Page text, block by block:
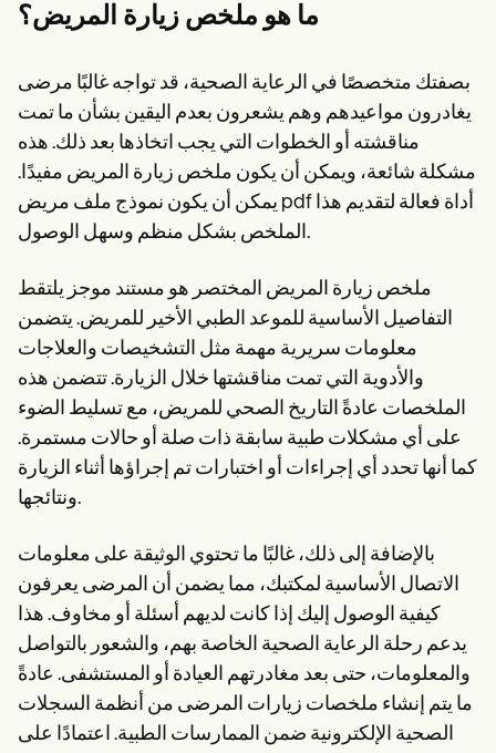
Help Center
Webinars
Switch to Carepatron
Become a Partner
Why Carepatron?
Login
Get started
ما هو ملخص زيارة المريض؟
بصفتك متخصصًا في الرعاية الصحية، قد تواجه غالبًا مرضى
يغادرون مواعيدهم وهم يشعرون بعدم اليقين بشأن ما تمت
مناقشته أو الخطوات التي يجب اتخاذها بعد ذلك. هذه
مشكلة شائعة، ويمكن أن يكون ملخص زيارة المريض مفيدًا.
يمكن أن يكون نموذج ملف مريض pdf أداة فعالة لتقديم هذا
الملخص بشكل منظم وسهل الوصول.
ملخص زيارة المريض المختصر هو مستند موجز يلتقط
التفاصيل الأساسية للموعد الطبي الأخير للمريض. يتضمن
معلومات سريرية مهمة مثل التشخيصات والعلاجات
والأدوية التي تمت مناقشتها خلال الزيارة. تتضمن هذه
الملخصات عادةً التاريخ الصحي للمريض، مع تسليط الضوء
على أي مشكلات طبية سابقة ذات صلة أو حالات مستمرة.
كما أنها تحدد أي إجراءات أو اختبارات تم إجراؤها أثناء الزيارة
ونتائجها.
بالإضافة إلى ذلك، غالبًا ما تحتوي الوثيقة على معلومات
الاتصال الأساسية لمكتبك، مما يضمن أن المرضى يعرفون
كيفية الوصول إليك إذا كانت لديهم أسئلة أو مخاوف. هذا
يدعم رحلة الرعاية الصحية الخاصة بهم، والشعور بالتواصل
والمعلومات، حتى بعد مغادرتهم العيادة أو المستشفى. عادةً
ما يتم إنشاء ملخصات زيارات المرضى من أنظمة السجلات
الصحية الإلكترونية ضمن الممارسات الطبية. اعتمادًا على